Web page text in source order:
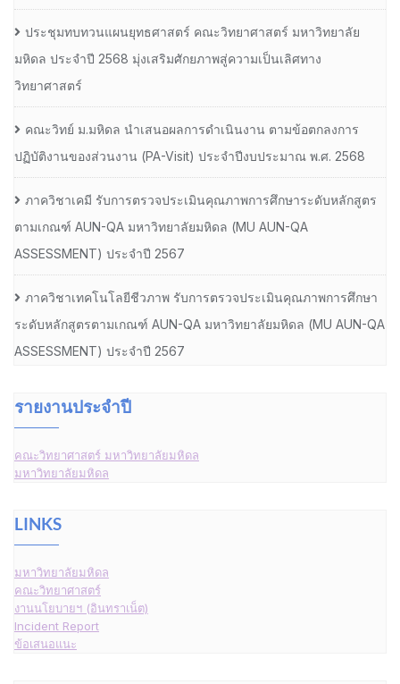
ประชุมทบทวนแผนยุทธศาสตร์ คณะวิทยาศาสตร์ มหาวิทยาลัย
มหิดล ประจำปี 2568 มุ่งเสริมศักยภาพสู่ความเป็นเลิศทาง
วิทยาศาสตร์
คณะวิทย์ ม.มหิดล นำเสนอผลการดำเนินงาน ตามข้อตกลงการ
ปฏิบัติงานของส่วนงาน (PA-Visit) ประจำปีงบประมาณ พ.ศ. 2568
ภาควิชาเคมี รับการตรวจประเมินคุณภาพการศึกษาระดับหลักสูตร
ตามเกณฑ์ AUN-QA มหาวิทยาลัยมหิดล (MU AUN-QA
ASSESSMENT) ประจำปี 2567
ภาควิชาเทคโนโลยีชีวภาพ รับการตรวจประเมินคุณภาพการศึกษา
ระดับหลักสูตรตามเกณฑ์ AUN-QA มหาวิทยาลัยมหิดล (MU AUN-QA
ASSESSMENT) ประจำปี 2567
รายงานประจำปี
คณะวิทยาศาสตร์ มหาวิทยาลัยมหิดล
มหาวิทยาลัยมหิดล
LINKS
มหาวิทยาลัยมหิดล
คณะวิทยาศาสตร์
งานนโยบายฯ (อินทราเน็ต)
Incident Report
ข้อเสนอแนะ